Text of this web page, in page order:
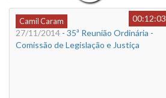
Camil Caram
00:12:03
27/11/2014 - 35ª Reunião Ordinária -
Comissão de Legislação e Justiça